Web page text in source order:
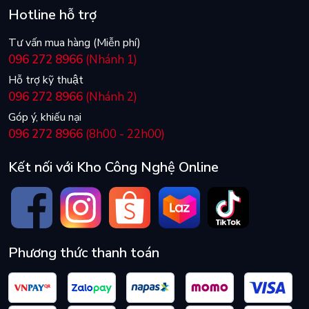
Kết quả là thiết kế đẹp mắt cân bằng tất cả các tính năng.
Với trọng tâm là hiệu suất cao và vẻ ngoài đẳng cấp,
V500PRO được chế tạo từ những vật liệu cao cấp nhất.
Truy Cập Đa Phương Tiện MultiMedia Thuận Tiện
Vẫn ở trong trò chơi khi bạn điều khiển âm thanh. Các phím
FN trên V500PRO có chức năng điều khiển phương tiện dành
Hotline hỗ trợ
Tư vấn mua hàng (Miễn phí)
096 272 8966 (Nhánh 1)
Hỗ trợ kỹ thuật
096 272 8966 (Nhánh 2)
Góp ý, khiếu nại
096 272 8966 (8h00 - 22h00)
Kết nối với Kho Công Nghệ Online
Phương thức thanh toán